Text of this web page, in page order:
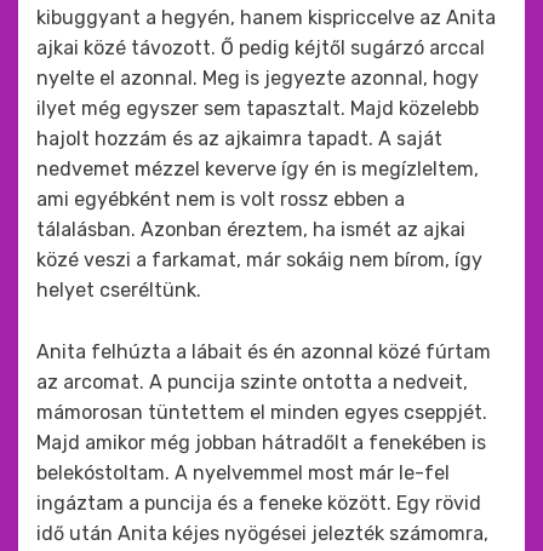
kibuggyant a hegyén, hanem kispriccelve az Anita
ajkai közé távozott. Ő pedig kéjtől sugárzó arccal
nyelte el azonnal. Meg is jegyezte azonnal, hogy
ilyet még egyszer sem tapasztalt. Majd közelebb
hajolt hozzám és az ajkaimra tapadt. A saját
nedvemet mézzel keverve így én is megízleltem,
ami egyébként nem is volt rossz ebben a
tálalásban. Azonban éreztem, ha ismét az ajkai
közé veszi a farkamat, már sokáig nem bírom, így
helyet cseréltünk.
Anita felhúzta a lábait és én azonnal közé fúrtam
az arcomat. A puncija szinte ontotta a nedveit,
mámorosan tüntettem el minden egyes cseppjét.
Majd amikor még jobban hátradőlt a fenekében is
belekóstoltam. A nyelvemmel most már le-fel
ingáztam a puncija és a feneke között. Egy rövid
idő után Anita kéjes nyögései jelezték számomra,